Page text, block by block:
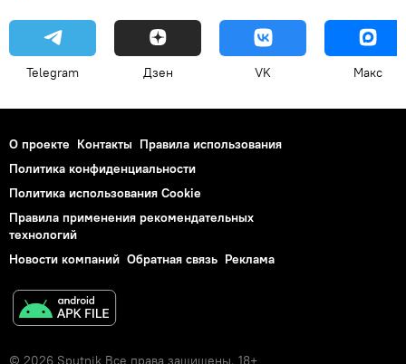
Telegram Дзен VK Макс
О проекте Контакты Правила использования
Политика конфиденциальности
Политика использования Cookie
Правила применения рекомендательных
технологий
Новости компаний Обратная связь Реклама
© 2026 Sputnik Все права защищены. 18+